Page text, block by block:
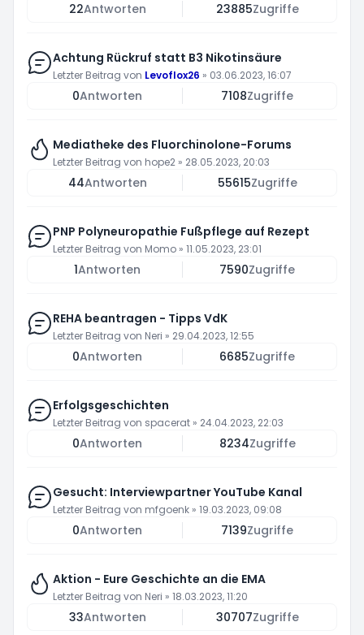
22Antworten 23885Zugriffe
Achtung Rückruf statt B3 Nikotinsäure
Letzter Beitrag von Levoflox26 » 03.06.2023, 16:07
0Antworten 7108Zugriffe
Mediatheke des Fluorchinolone-Forums
Letzter Beitrag von hope2 » 28.05.2023, 20:03
44Antworten 55615Zugriffe
PNP Polyneuropathie Fußpflege auf Rezept
Letzter Beitrag von Momo » 11.05.2023, 23:01
1Antworten 7590Zugriffe
REHA beantragen - Tipps VdK
Letzter Beitrag von Neri » 29.04.2023, 12:55
0Antworten 6685Zugriffe
Erfolgsgeschichten
Letzter Beitrag von spacerat » 24.04.2023, 22:03
0Antworten 8234Zugriffe
Gesucht: Interviewpartner YouTube Kanal
Letzter Beitrag von mfgoenk » 19.03.2023, 09:08
0Antworten 7139Zugriffe
Aktion - Eure Geschichte an die EMA
Letzter Beitrag von Neri » 18.03.2023, 11:20
33Antworten 30707Zugriffe